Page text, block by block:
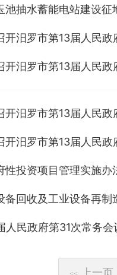
池抽水蓄能电站建设
开汨罗市第13届人民
开汨罗市第13届人民
开汨罗市第13届人民
开汨罗市第13届人民
性投资项目管理实施
备回收及工业设备再
人民政府第31次常务
上一页